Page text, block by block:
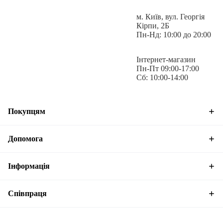
Матеріал:SoftShell (100% поліестер)
м. Київ, вул. Георгія
Кірпи, 2Б
Пн-Нд: 10:00 до 20:00
Інтернет-магазин
Пн-Пт 09:00-17:00
Сб: 10:00-14:00
Покупцям
Допомога
Інформація
Співпраця